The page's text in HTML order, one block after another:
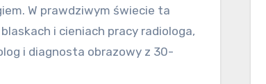
W prawdziwym świecie ta
i cieniach pracy radiologa,
i diagnosta obrazowy z 30-